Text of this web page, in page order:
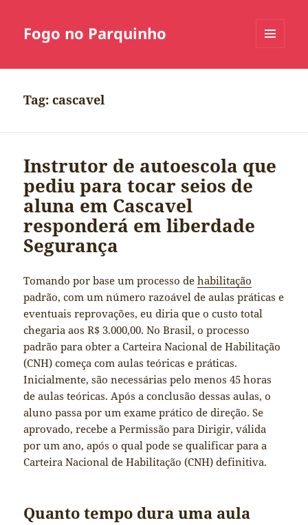
Fogo no Parquinho
Tag:cascavel
Instrutor de autoescola que
pediu para tocar seios de
aluna em Cascavel
responderá em liberdade
Segurança
Tomando por base um processo dehabilitação
padrão, com um número razoável de aulas práticas e
eventuais reprovações, eu diria que o custo total
chegaria aos R$ 3.000,00. No Brasil, o processo
padrão para obter a Carteira Nacional de Habilitação
(CNH) começa com aulas teóricas e práticas.
Inicialmente, são necessárias pelo menos 45 horas
de aulas teóricas. Após a conclusão dessas aulas, o
aluno passa por um exame prático de direção. Se
aprovado, recebe a Permissão para Dirigir, válida
por um ano, após o qual pode se qualificar para a
Carteira Nacional de Habilitação (CNH) definitiva.
Quanto tempo dura uma aula